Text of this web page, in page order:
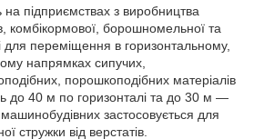
підприємствах з виробництва
комбікормової, борошномельної та
для переміщення в горизонтальному,
напрямках сипучих,
порошкоподібних матеріалів
до 40 м по горизонталі та до 30 м —
застосовується для
стружки від верстатів.